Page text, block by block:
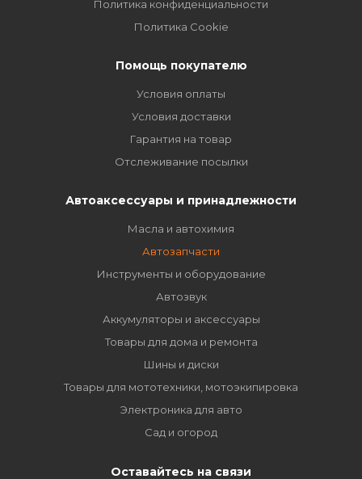
Политика конфиденциальности
Политика Cookie
Помощь покупателю
Условия оплаты
Условия доставки
Гарантия на товар
Отслеживание посылки
Автоаксессуары и принадлежности
Масла и автохимия
Автозапчасти
Инструменты и оборудование
Автозвук
Аккумуляторы и аксессуары
Товары для дома и ремонта
Шины и диски
Товары для мототехники, мотоэкипировка
Электроника для авто
Сад и огород
Оставайтесь на связи